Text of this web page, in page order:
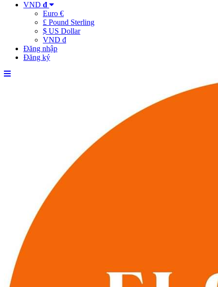
VND đ
Euro €
£ Pound Sterling
$ US Dollar
VND đ
Đăng nhập
Đăng ký